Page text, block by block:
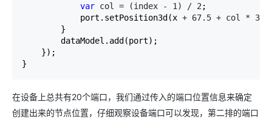
var col = (index - 1) / 2;
            port.setPosition3d(x
+ 67.5 + col *
        }
        dataModel.add(port);
    });
}
在设备上总共有20个端口，我们通过传入的端口位置信息来确定
创建出来的节点位置，仔细观察设备端口可以发现，第二排的端口